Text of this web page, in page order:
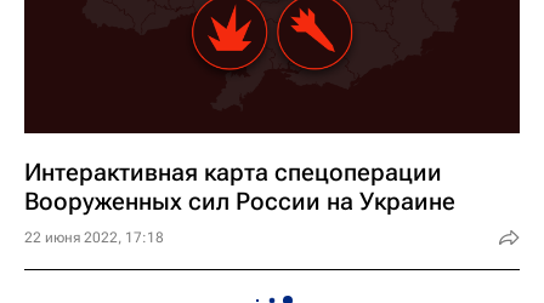
Интерактивная карта спецоперации
Вооруженных сил России на Украине
22 июня 2022, 17:18